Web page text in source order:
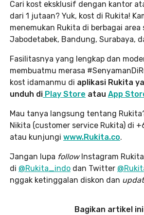
Cari kost eksklusif dengan kantor
dari 1 jutaan? Yuk, kost di Rukita!
menemukan Rukita di berbagai
Jabodetabek, Bandung, Surabaya,
Fasilitasnya yang lengkap dan
membuatmu merasa
kost idamanmu di aplikasi Rukita
unduh di Play Store atau App
Mau tanya langsung tentang
Nikita (customer service Rukita) di
atau kunjungi www.Rukita.co.
Jangan lupa followInstagram Rukita
di @Rukita_indo dan Twitter
nggak ketinggalan diskon dan
Bagikan artikel ini